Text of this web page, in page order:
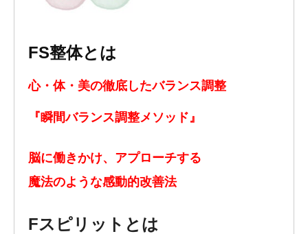
FS整体とは
心・体・美の徹底したバランス調整
『瞬間バランス調整メソッド』
脳に働きかけ、アプローチする
魔法のような感動的改善法
Fスピリット とは